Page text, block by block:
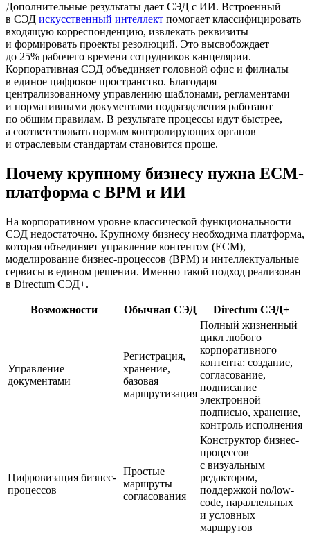
Дополнительные результаты дает СЭД с ИИ. Встроенный
в СЭД искусственный интеллект помогает классифицировать
входящую корреспонденцию, извлекать реквизиты
и формировать проекты резолюций. Это высвобождает
до 25% рабочего времени сотрудников канцелярии.
Корпоративная СЭД объединяет головной офис и филиалы
в единое цифровое пространство. Благодаря
централизованному управлению шаблонами, регламентами
и нормативными документами подразделения работают
по общим правилам. В результате процессы идут быстрее,
а соответствовать нормам контролирующих органов
и отраслевым стандартам становится проще.
Почему крупному бизнесу нужна ECM-
платформа с BPM и ИИ
На корпоративном уровне классической функциональности
СЭД недостаточно. Крупному бизнесу необходима платформа,
которая объединяет управление контентом (ECM),
моделирование бизнес-процессов (BPM) и интеллектуальные
сервисы в едином решении. Именно такой подход реализован
в Directum СЭД+.
Возможности Обычная СЭД Directum СЭД+
Управление
документами
Регистрация,
хранение,
базовая
маршрутизация
Полный жизненный
цикл любого
корпоративного
контента: создание,
согласование,
подписание
электронной
подписью, хранение,
контроль исполнения
Цифровизация бизнес-
процессов
Простые
маршруты
согласования
Конструктор бизнес-
процессов
с визуальным
редактором,
поддержкой no/low-
code, параллельных
и условных
маршрутов